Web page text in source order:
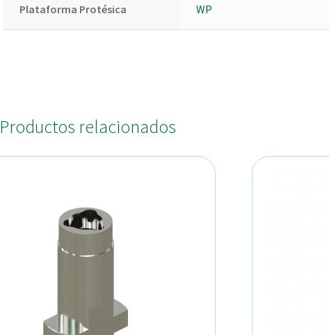
Plataforma Protésica WP
Productos relacionados